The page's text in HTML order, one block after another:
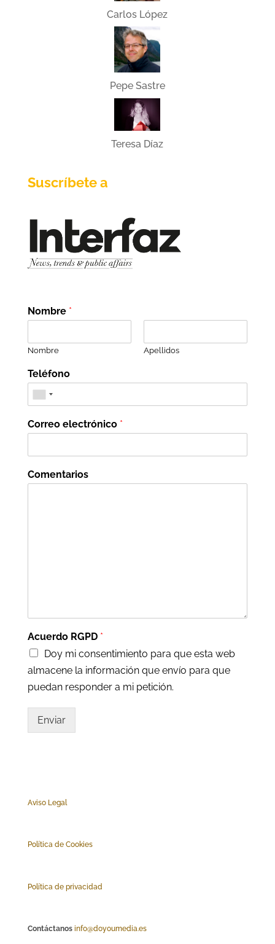
Carlos López
Pepe Sastre
Teresa Díaz
Suscríbete a
Nombre *
Nombre Apellidos
Teléfono
Correo electrónico *
Comentarios
Acuerdo RGPD *
Doy mi consentimiento para que esta web
almacene la información que envío para que
puedan responder a mi petición.
Enviar
Aviso Legal
Política de Cookies
Política de privacidad
Contáctanos info@doyoumedia.es